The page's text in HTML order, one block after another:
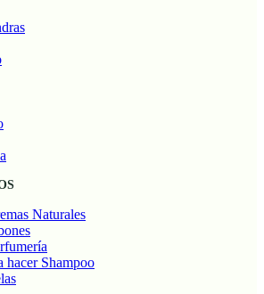
Naturales
hacer Shampoo